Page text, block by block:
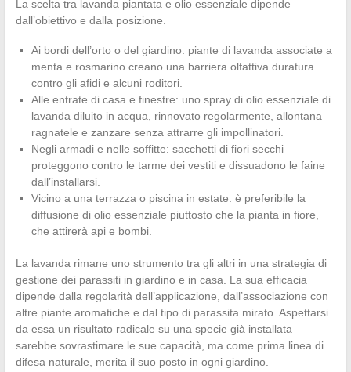
La scelta tra lavanda piantata e olio essenziale dipende
dall’obiettivo e dalla posizione.
Ai bordi dell’orto o del giardino: piante di lavanda associate a
menta e rosmarino creano una barriera olfattiva duratura
contro gli afidi e alcuni roditori.
Alle entrate di casa e finestre: uno spray di olio essenziale di
lavanda diluito in acqua, rinnovato regolarmente, allontana
ragnatele e zanzare senza attrarre gli impollinatori.
Negli armadi e nelle soffitte: sacchetti di fiori secchi
proteggono contro le tarme dei vestiti e dissuadono le faine
dall’installarsi.
Vicino a una terrazza o piscina in estate: è preferibile la
diffusione di olio essenziale piuttosto che la pianta in fiore,
che attirerà api e bombi.
La lavanda rimane uno strumento tra gli altri in una strategia di
gestione dei parassiti in giardino e in casa. La sua efficacia
dipende dalla regolarità dell’applicazione, dall’associazione con
altre piante aromatiche e dal tipo di parassita mirato. Aspettarsi
da essa un risultato radicale su una specie già installata
sarebbe sovrastimare le sue capacità, ma come prima linea di
difesa naturale, merita il suo posto in ogni giardino.